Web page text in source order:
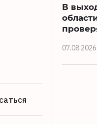
В
07.08.2026